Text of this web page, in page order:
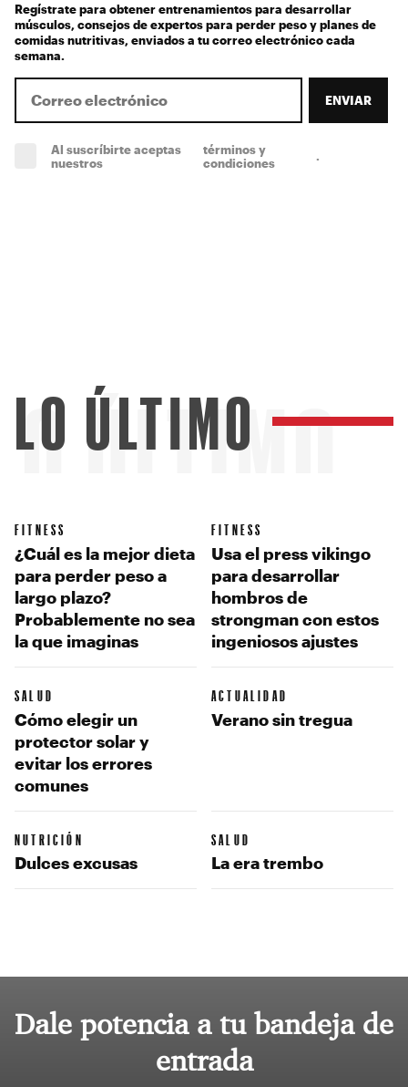
Regístrate para obtener entrenamientos para desarrollar
músculos, consejos de expertos para perder peso y planes de
comidas nutritivas, enviados a tu correo electrónico cada
semana.
ENVIAR
Al suscríbirte aceptas
nuestros
términos y
condiciones
.
ÚLTIMO
LO ÚLTIMO
FITNESS
¿Cuál es la mejor dieta
para perder peso a
largo plazo?
Probablemente no sea
la que imaginas
FITNESS
Usa el press vikingo
para desarrollar
hombros de
strongman con estos
ingeniosos ajustes
SALUD
Cómo elegir un
protector solar y
evitar los errores
comunes
ACTUALIDAD
Verano sin tregua
NUTRICIÓN
Dulces excusas
SALUD
La era trembo
Dale potencia a tu bandeja de
entrada